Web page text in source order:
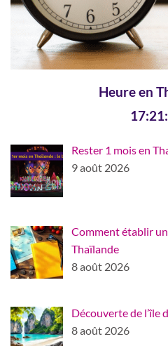
Heure en
Rester 1 mois en
9 août 2026
Comment établir
Thaïlande
8 août 2026
Découverte de l’île
8 août 2026